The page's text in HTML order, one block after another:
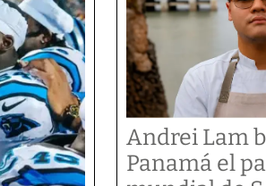
Andrei Lam
Panamá el